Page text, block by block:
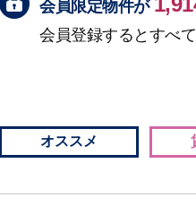
会員限定物件が
会員登録するとすべ
オススメ